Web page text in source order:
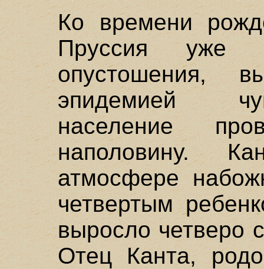
Ко времени
Пруссия уже
опустошения,
эпидемией
население
наполовину.
атмосфере
четвертым
выросло четверо
Отец Канта,